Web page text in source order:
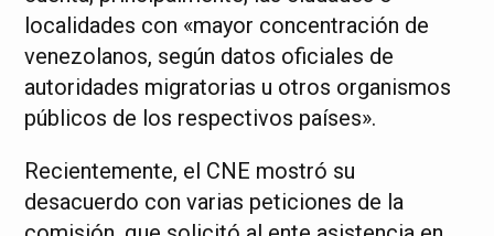
localidades con «mayor concentración de
venezolanos, según datos oficiales de
autoridades migratorias u otros organismos
públicos de los respectivos países».
Recientemente, el CNE mostró su
desacuerdo con varias peticiones de la